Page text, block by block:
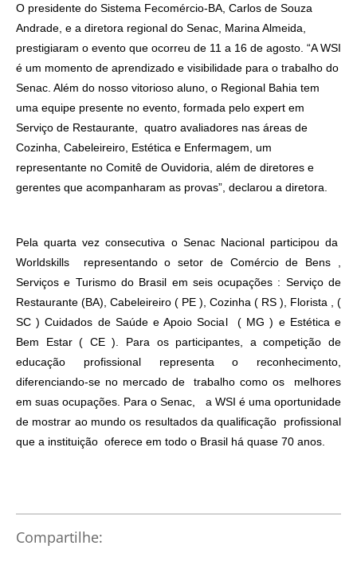
Como utilizar
O presidente do Sistema Fecomércio-BA, Carlos de Souza
Andrade, e a diretora regional do Senac, Marina Almeida,
prestigiaram o evento que ocorreu de 11 a 16 de agosto. “A WSI
é um momento de aprendizado e visibilidade para o trabalho do
Senac. Além do nosso vitorioso aluno, o Regional Bahia tem
uma equipe presente no evento, formada pelo expert em
Serviço de Restaurante, quatro avaliadores nas áreas de
Cozinha, Cabeleireiro, Estética e Enfermagem, um
representante no Comitê de Ouvidoria, além de diretores e
gerentes que acompanharam as provas”, declarou a diretora.
Pela quarta vez consecutiva o Senac Nacional participou da
Worldskills representando o setor de Comércio de Bens ,
Serviços e Turismo do Brasil em seis ocupações : Serviço de
Restaurante (BA), Cabeleireiro ( PE ), Cozinha ( RS ), Florista , (
SC ) Cuidados de Saúde e Apoio Social ( MG ) e Estética e
Bem Estar ( CE ). Para os participantes, a competição de
educação profissional representa o reconhecimento,
diferenciando-se no mercado de trabalho como os melhores
em suas ocupações. Para o Senac, a WSI é uma oportunidade
de mostrar ao mundo os resultados da qualificação profissional
que a instituição oferece em todo o Brasil há quase 70 anos.
Compartilhe: